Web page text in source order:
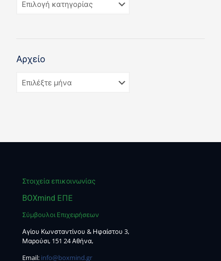
Αρχείο
Στοιχεία επικοινωνίας
BOXmind ΕΠΕ
Σύμβουλοι Επιχειρήσεων
Αγίου Κωνσταντίνου & Ηφαίστου 3,
Μαρούσι, 151 24 Αθήνα,
Email: info@boxmind.gr